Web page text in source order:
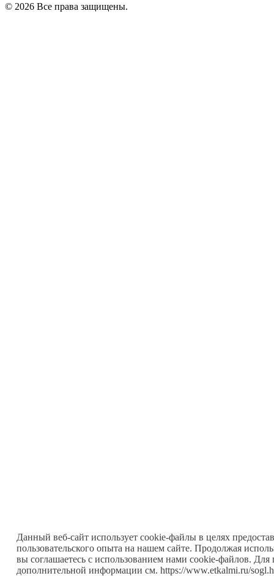
© 2026 Все права защищены.
Данный веб-сайт использует cookie-файлы в целях
пользовательского опыта на нашем сайте. Продолжая
вы соглашаетесь с использованием нами cookie-файлов. Для
дополнительной информации см. https://www.etkalmi.ru/